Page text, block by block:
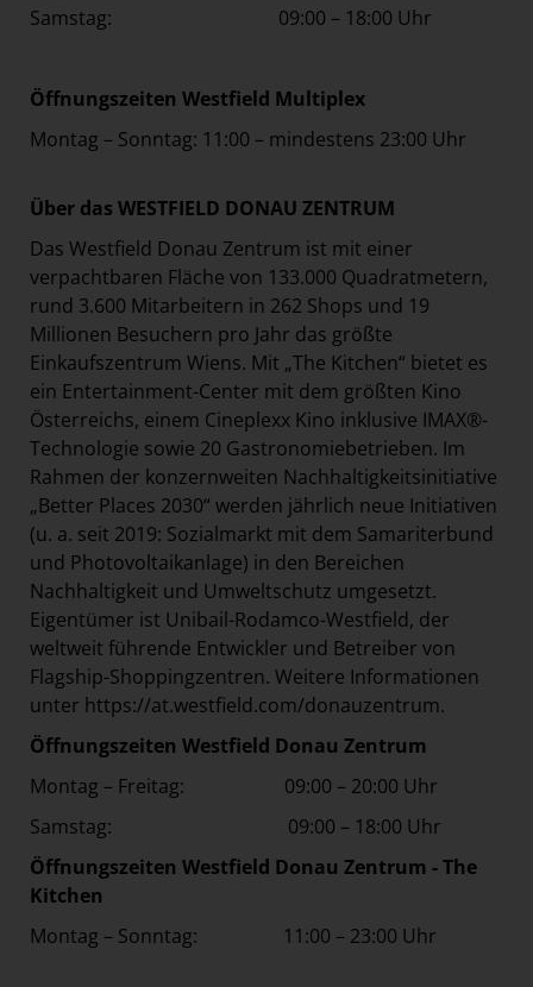
Samstag: 09:00 – 18:00 Uhr
Öffnungszeiten Westfield Multiplex
Montag – Sonntag: 11:00 – mindestens 23:00 Uhr
Über das WESTFIELD DONAU ZENTRUM
Das Westfield Donau Zentrum ist mit einer
verpachtbaren Fläche von 133.000 Quadratmetern,
rund 3.600 Mitarbeitern in 262 Shops und 19
Millionen Besuchern pro Jahr das größte
Einkaufszentrum Wiens. Mit „The Kitchen“ bietet es
ein Entertainment-Center mit dem größten Kino
Österreichs, einem Cineplexx Kino inklusive IMAX®-
Technologie sowie 20 Gastronomiebetrieben. Im
Rahmen der konzernweiten Nachhaltigkeitsinitiative
„Better Places 2030“ werden jährlich neue Initiativen
(u. a. seit 2019: Sozialmarkt mit dem Samariterbund
und Photovoltaikanlage) in den Bereichen
Nachhaltigkeit und Umweltschutz umgesetzt.
Eigentümer ist Unibail-Rodamco-Westfield, der
weltweit führende Entwickler und Betreiber von
Flagship-Shoppingzentren. Weitere Informationen
unter https://at.westfield.com/donauzentrum.
Öffnungszeiten Westfield Donau Zentrum
Montag – Freitag: 09:00 – 20:00 Uhr
Samstag: 09:00 – 18:00 Uhr
Öffnungszeiten Westfield Donau Zentrum - The
Kitchen
Montag – Sonntag: 11:00 – 23:00 Uhr